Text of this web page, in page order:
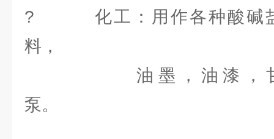
? 化工：用作各种酸碱盐
料
油墨，油漆，甘油
泵